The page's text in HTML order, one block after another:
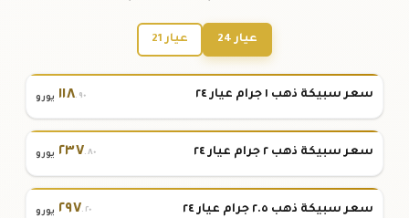
عيار 24 عيار 21
سعر سبيكة ذهب ١ جرام عيار ٢٤ ١١٨.٩٠ يورو
سعر سبيكة ذهب ٢ جرام عيار ٢٤ ٢٣٧.٨٠ يورو
سعر سبيكة ذهب ٢.٥ جرام عيار ٢٤ ٢٩٧.٢٠ يورو